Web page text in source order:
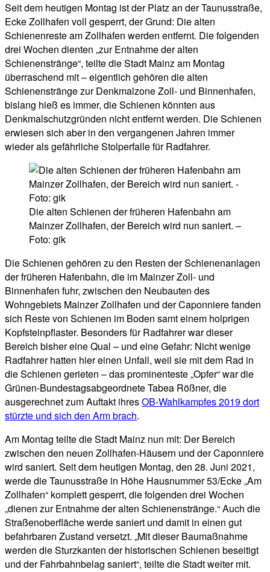
Seit dem heutigen Montag ist der Platz an der Taunusstraße,
Ecke Zollhafen voll gesperrt, der Grund: Die alten
Schienenreste am Zollhafen werden entfernt. Die folgenden
drei Wochen dienten „zur Entnahme der alten
Schienenstränge“, teilte die Stadt Mainz am Montag
überraschend mit – eigentlich gehören die alten
Schienenstränge zur Denkmalzone Zoll- und Binnenhafen,
bislang hieß es immer, die Schienen könnten aus
Denkmalschutzgründen nicht entfernt werden. Die Schienen
erwiesen sich aber in den vergangenen Jahren immer
wieder als gefährliche Stolperfalle für Radfahrer.
Die alten Schienen der früheren Hafenbahn am
Mainzer Zollhafen, der Bereich wird nun saniert. –
Foto: gik
Die Schienen gehören zu den Resten der Schienenanlagen
der früheren Hafenbahn, die im Mainzer Zoll- und
Binnenhafen fuhr, zwischen den Neubauten des
Wohngebiets Mainzer Zollhafen und der Caponniere fanden
sich Reste von Schienen im Boden samt einem holprigen
Kopfsteinpflaster. Besonders für Radfahrer war dieser
Bereich bisher eine Qual – und eine Gefahr: Nicht wenige
Radfahrer hatten hier einen Unfall, weil sie mit dem Rad in
die Schienen gerieten – das prominenteste „Opfer“ war die
Grünen-Bundestagsabgeordnete Tabea Rößner, die
ausgerechnet zum Auftakt ihresOB-Wahlkampfes 2019 dort
stürzte und sich den Arm brach.
Am Montag teilte die Stadt Mainz nun mit: Der Bereich
zwischen den neuen Zollhafen-Häusern und der Caponniere
wird saniert. Seit dem heutigen Montag, den 28. Juni 2021,
werde die Taunusstraße in Höhe Hausnummer 53/Ecke „Am
Zollhafen“ komplett gesperrt, die folgenden drei Wochen
„dienen zur Entnahme der alten Schienenstränge.“ Auch die
Straßenoberfläche werde saniert und damit in einen gut
befahrbaren Zustand versetzt. „Mit dieser Baumaßnahme
werden die Sturzkanten der historischen Schienen beseitigt
und der Fahrbahnbelag saniert“, teilte die Stadt weiter mit.